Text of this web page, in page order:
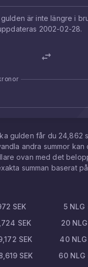
är inte längre i
2002-02-28.
gulden får du 24,862
andra summor
ovan med det
summan baserat
SEK 5 NLG
SEK 20 NLG
SEK 40 NLG
SEK 60 NLG